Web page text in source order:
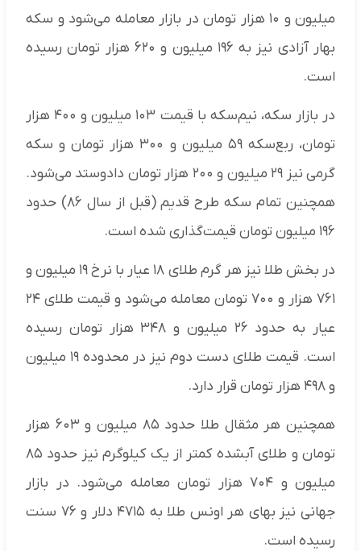
میلیون و ۱۰ هزار تومان در بازار معامله می‌شود و سکه
بهار آزادی نیز به ۱۹۶ میلیون و ۶۲۰ هزار تومان رسیده
است.
در بازار سکه، نیم‌سکه با قیمت ۱۰۳ میلیون و ۴۰۰ هزار
تومان، ربع‌سکه ۵۹ میلیون و ۳۰۰ هزار تومان و سکه
گرمی نیز ۲۹ میلیون و ۲۰۰ هزار تومان دادوستد می‌شود.
همچنین تمام سکه طرح قدیم (قبل از سال ۸۶) حدود
۱۹۶ میلیون تومان قیمت‌گذاری شده است.
در بخش طلا نیز هر گرم طلای ۱۸ عیار با نرخ ۱۹ میلیون و
۷۶۱ هزار و ۷۰۰ تومان معامله می‌شود و قیمت طلای ۲۴
عیار به حدود ۲۶ میلیون و ۳۴۸ هزار تومان رسیده
است. قیمت طلای دست دوم نیز در محدوده ۱۹ میلیون
و ۴۹۸ هزار تومان قرار دارد.
همچنین هر مثقال طلا حدود ۸۵ میلیون و ۶۰۳ هزار
تومان و طلای آبشده کمتر از یک کیلوگرم نیز حدود ۸۵
میلیون و ۷۰۴ هزار تومان معامله می‌شود. در بازار
جهانی نیز بهای هر اونس طلا به ۴۷۱۵ دلار و ۷۶ سنت
رسیده است.